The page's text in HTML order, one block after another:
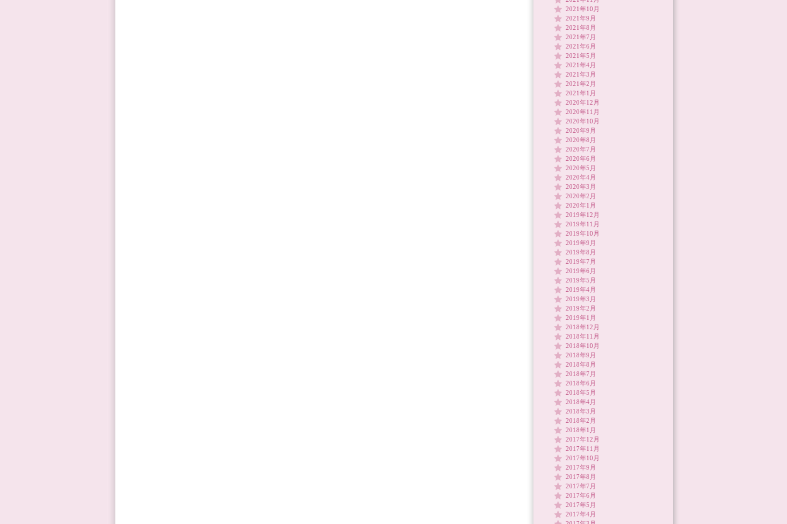
2021年10月
2021年9月
2021年8月
2021年7月
2021年6月
2021年5月
2021年4月
2021年3月
2021年2月
2021年1月
2020年12月
2020年11月
2020年10月
2020年9月
2020年8月
2020年7月
2020年6月
2020年5月
2020年4月
2020年3月
2020年2月
2020年1月
2019年12月
2019年11月
2019年10月
2019年9月
2019年8月
2019年7月
2019年6月
2019年5月
2019年4月
2019年3月
2019年2月
2019年1月
2018年12月
2018年11月
2018年10月
2018年9月
2018年8月
2018年7月
2018年6月
2018年5月
2018年4月
2018年3月
2018年2月
2018年1月
2017年12月
2017年11月
2017年10月
2017年9月
2017年8月
2017年7月
2017年6月
2017年5月
2017年4月